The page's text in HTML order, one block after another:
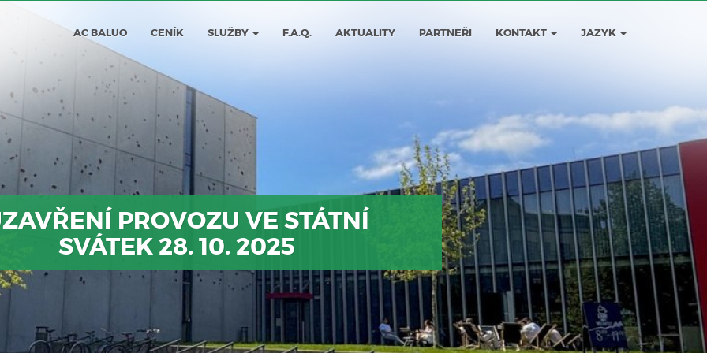
AC BALUO CENÍK SLUŽBY F.A.Q. AKTUALITY PARTNEŘI KONTAKT JAZYK
PROVOZU VE STÁTNÍ
SVÁTEK 28. 10. 2025